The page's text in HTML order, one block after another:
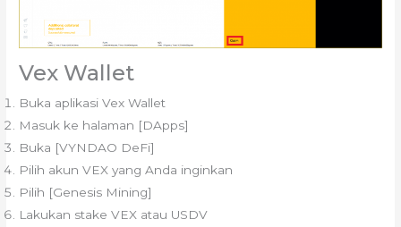
Vex Wallet
Buka aplikasi Vex Wallet
Masuk ke halaman [DApps]
Buka [VYNDAO DeFi]
Pilih akun VEX yang Anda inginkan
Pilih [Genesis Mining]
Lakukan stake VEX atau USDV